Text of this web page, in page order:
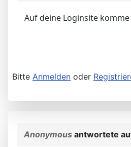
Auf deine Loginsite
Bitte Anmelden oder
Anonymous antwortete